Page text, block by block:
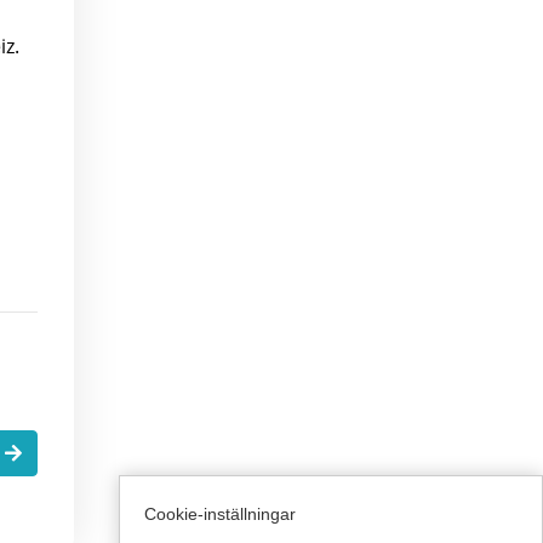
Cookie-inställningar